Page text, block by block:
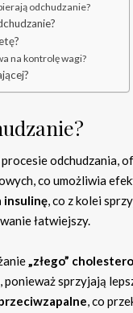
odchudzanie?
na kontrolę wagi?
odchudzania,
co umożliwia
insulinę, co z kolei
łatwiejszy.
„złego”
sprzyjają
, co